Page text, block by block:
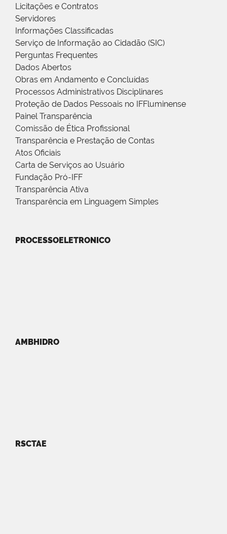
Licitações e Contratos
Servidores
Informações Classificadas
Serviço de Informação ao Cidadão (SIC)
Perguntas Frequentes
Dados Abertos
Obras em Andamento e Concluídas
Processos Administrativos Disciplinares
Proteção de Dados Pessoais no IFFluminense
Painel Transparência
Comissão de Ética Profissional
Transparência e Prestação de Contas
Atos Oficiais
Carta de Serviços ao Usuário
Fundação Pró-IFF
Transparência Ativa
Transparência em Linguagem Simples
PROCESSOELETRONICO
AMBHIDRO
RSCTAE